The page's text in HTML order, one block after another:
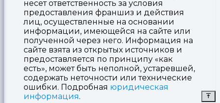
несет ответственность за условия
предоставления франшиз и действия
лиц, осуществленные на основании
информации, имеющейся на сайте или
полученной через него. Информация на
сайте взята из открытых источников и
предоставляется по принципу «как
есть», может быть неполной, устаревшей,
содержать неточности или технические
ошибки. Подробная юридическая
информация.